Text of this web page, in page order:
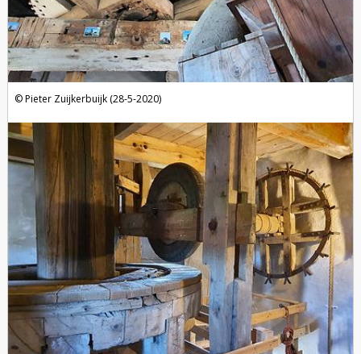
Pieter Zuijkerbuijk (28-5-2020)